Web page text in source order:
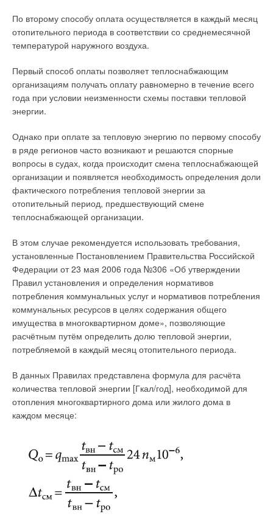
По второму способу оплата осуществляется в каждый месяц
отопительного периода в соответствии со среднемесячной
температурой наружного воздуха.
Первый способ оплаты позволяет теплоснабжающим
организациям получать оплату равномерно в течение всего
года при условии неизменности схемы поставки тепловой
энергии.
Однако при оплате за тепловую энергию по первому способу
в ряде регионов часто возникают и решаются спорные
вопросы в судах, когда происходит смена теплоснабжающей
организации и появляется необходимость определения доли
фактического потребления тепловой энергии за
отопительный период, предшествующий смене
теплоснабжающей организации.
В этом случае рекомендуется использовать требования,
установленные Постановлением Правительства Российской
Федерации от 23 мая 2006 года №306 «Об утверждении
Правил установления и определения нормативов
потребления коммунальных услуг и нормативов потребления
коммунальных ресурсов в целях содержания общего
имущества в многоквартирном доме», позволяющие
расчётным путём определить долю тепловой энергии,
потребляемой в каждый месяц отопительного периода.
В данных Правилах представлена формула для расчёта
количества тепловой энергии [Гкал/год], необходимой для
отопления многоквартирного дома или жилого дома в
каждом месяце:
Республике (ПМР) масштаб теплоснабжения для
потребителей различных категорий растёт с каждым
отопительным сезоном. Строительство и реконструкция
промышленных и гражданских объектов по линии АНО
благоустройства жилых домов заставляет предприятия
«теплоэнерго» внедрять мероприятия, обеспечивающие
надёжность систем теплоснабжения городов и населённых
пунктов. Понятие надёжности базируется на вероятностной
оценке работы СТ, что, в свою очередь, связано с
вероятностной оценкой продолжительности работы её
элементов, которая определяется законом распределения
безотказная работа элемента или СТ в течение расчётного
времени. Надёжность системы теплоснабжения любого
населённого пункта определяется качеством элементов
систем теплоснабжения, структурным, временным,
нагрузочным и функциональным резервированием в
системах теплоснабжения; уровнем автоматизации
управления технологическими процессами производства,
транспортировки, распределения и потребления тепловой
энергии и качеством выполнения строительно-монтажных,
Для транспортировки и распределения теплоносителя с
заданными параметрами в республике эксплуатируется
порядка 500 тыс. км магистральных, внутриквартальных и
октафторциклобутан RC318 (C4F8), а для теплового
двигателя в качестве рабочего тела выбираем
трихлорфторметан R11 (CCl3F). У этих двух веществ
принципиально разные термодинамические свойства. RC318
(C4F8) можно, как показано на диаграмме, из газовой фазы
адиабатически сжать до полной конденсации в жидкость, в то
время как у трихлорфторметана R11 (CCl3F) при таком же
конденсации.
Термодинамические диаграммы используем из [2]. Строим
обратимые простейшие циклы и вычисляем по этим циклам
КПД. Он, соответственно, для цикла на RC318 (C4F8) равен
14,6 %, а для цикла на R11 (CCl3F) составляет 19,7 %.
Расставляем коэффициенты по движениям энергий в схему
тандема «тепловой насос — тепловой двигатель» (рис. 1).
Получаем схему, представленную на рис. 2.